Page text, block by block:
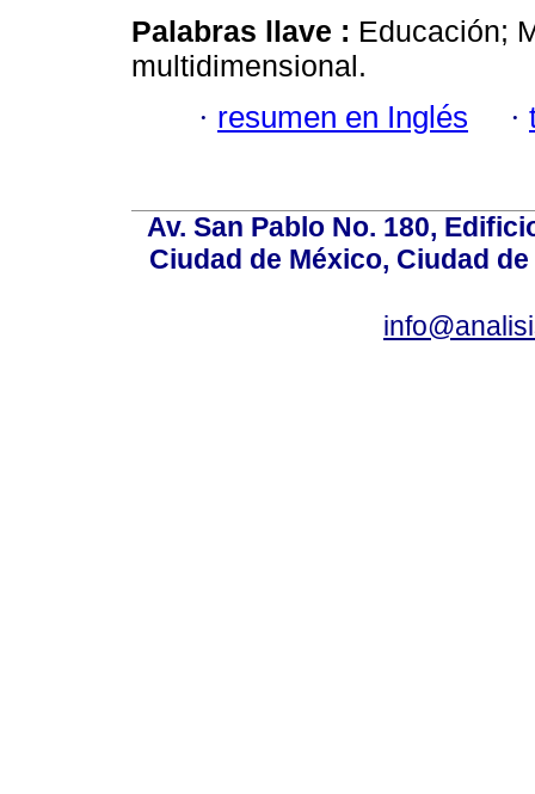
Palabras llave : Educación;
multidimensional.
· resumen en Inglés ·
Av. San Pablo No. 180,
Ciudad de México, Ciudad